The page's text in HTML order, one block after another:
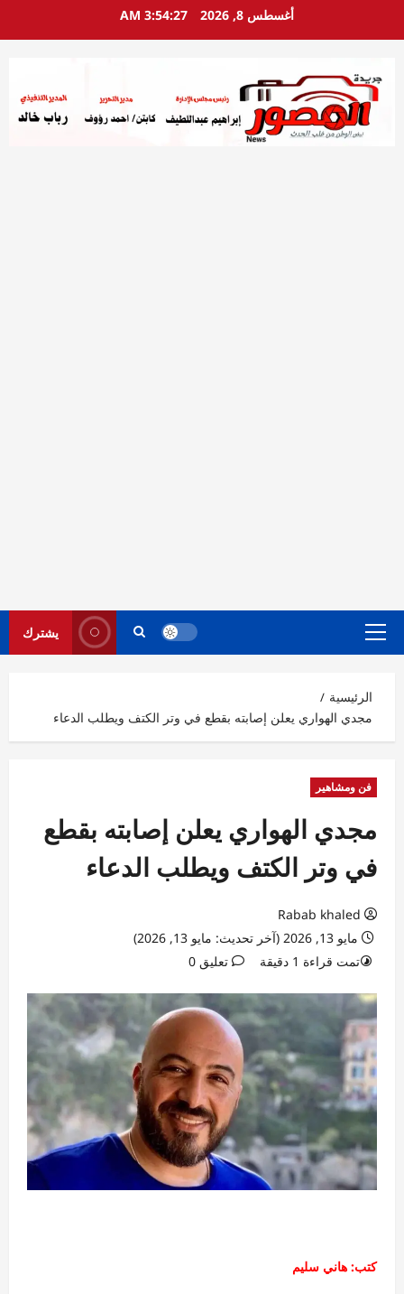
أغسطس 8, 2026 3:54:28 AM
القائمة
يشترك
الرئيسية
مجدي الهواري يعلن إصابته بقطع في وتر الكتف ويطلب الدعاء
فن ومشاهير
مجدي الهواري يعلن إصابته بقطع
في وتر الكتف ويطلب الدعاء
Rabab khaled
مايو 13, 2026 (آخر تحديث: مايو 13, 2026)
تمت قراءة 1 دقيقة
تعليق 0
كتب: هاني سليم